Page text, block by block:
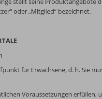
oder „Mitglied“ bezeichnet.
für Erwachsene, d. h. Sie
Voraussetzungen